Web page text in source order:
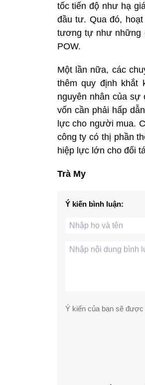
tốc tiến độ như hạ
đầu tư. Qua đó,
tương tự như những
POW.
Một lần nữa, các
thêm quy định khắt
nguyên nhân của sự
vốn cần phải hấp
lực cho người mua.
công ty có thị phần
hiệp lực lớn cho đối
Trà My
Ý kiến bình luận:
Ý kiến của bạn sẽ được